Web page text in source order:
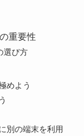
重要性
選び方
めよう
別の端末を利用